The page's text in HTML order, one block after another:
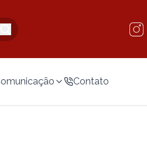
Contato